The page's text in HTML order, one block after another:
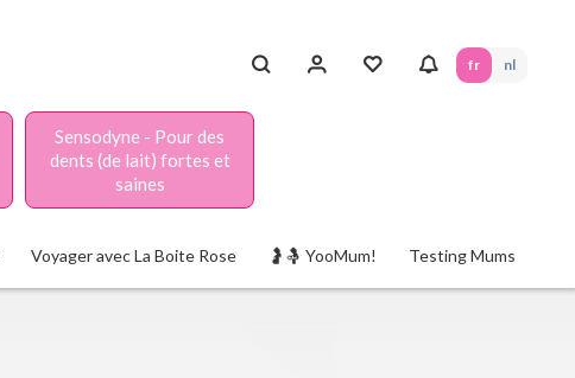
fr nl
Sensodyne - Pour des
dents (de lait) fortes et
saines
Voyager avec La Boite Rose 🤰🤱 YooMum! Testing Mums